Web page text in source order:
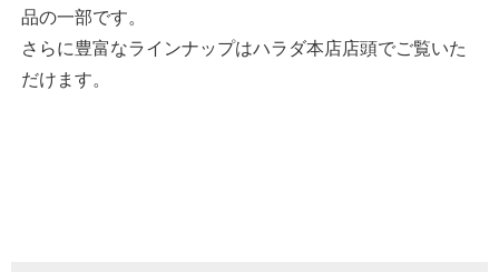
品の一部です。
さらに豊富なラインナップはハラダ本店店頭でご覧いた
だけます。